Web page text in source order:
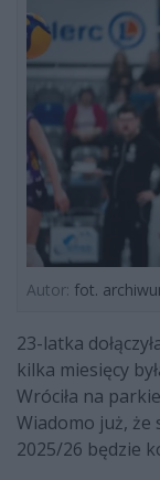
Autor: fot.
23-latka
kilka miesięcy
Wróciła na
Wiadomo już,
2025/26 będzie